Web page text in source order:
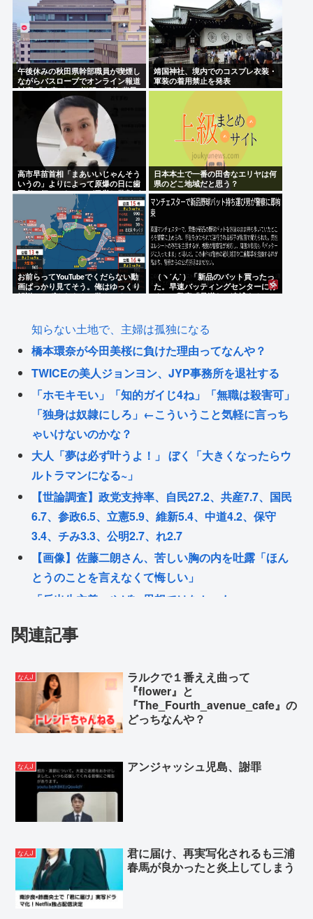
午後休みの秋田県幹部職員が喫煙し
ながらバスローブでオンライン報道
対応 「自宅」との説明に疑義 背景
がラブホテルの客室ような壁紙
靖国神社、境内でのコスプレ衣装・
軍装の着用禁止を発表
高市早苗首相「まあいいじゃんそう
いうの」よりによって原爆の日に歯
医者に行ってたことが発覚し批判が
日本本土で一番の田舎なエリヤは何
県のどこ地域だと思う？
お前らってYouTubeでくだらない動
画ばっかり見てそう。俺はゆっくり
解説とかずんだもんで学んでる
（ヽ´ん`）「新品のバット買ったっ
た。早速バッティングセンターに行
くか」警察「暴漢だ！逮捕する！
知らない土地で、主婦は孤独になる
橋本環奈が今田美桜に負けた理由ってなんや？
TWICEの美人ジョンヨン、JYP事務所を退社する
「ホモキモい」「知的ガイじ4ね」「無職は殺害可」
「独身は奴隷にしろ」←こういうこと気軽に言っち
ゃいけないのかな？
大人「夢は必ず叶うよ！」 ぼく「大きくなったらウ
ルトラマンになる~」
【世論調査】政党支持率、自民27.2、共産7.7、国民
6.7、参政6.5、立憲5.9、維新5.4、中道4.2、保守
3.4、チみ3.3、公明2.7、れ2.7
【画像】佐藤二朗さん、苦しい胸の内を吐露「ほん
とうのことを言えなくて悔しい」
「反出生主義」やばい思想ではなかった
た動画が拡散www
れ
【原爆式典】長崎市長「外交団エリア外に台湾配
置」台使節団「中国意向での変更に失望」→欠席
Powered by livedoor 相互RSS
関連記事
なんJ
ラルクで１番ええ曲って
『flower』と
『The_Fourth_avenue_cafe』の
どっちなんや？
なんJ アンジャッシュ児島、謝罪
なんJ
君に届け、再実写化されるも三浦
春馬が良かったと炎上してしまう